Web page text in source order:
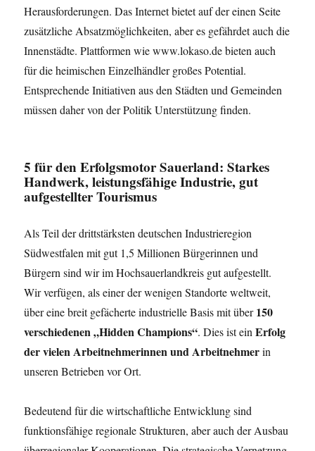
Herausforderungen. Das Internet bietet auf der einen Seite
zusätzliche Absatzmöglichkeiten, aber es gefährdet auch die
Innenstädte. Plattformen wie www.lokaso.de bieten auch
für die heimischen Einzelhändler großes Potential.
Entsprechende Initiativen aus den Städten und Gemeinden
müssen daher von der Politik Unterstützung finden.
5 für den Erfolgsmotor Sauerland: Starkes
Handwerk, leistungsfähige Industrie, gut
aufgestellter Tourismus
Als Teil der drittstärksten deutschen Industrieregion
Südwestfalen mit gut 1,5 Millionen Bürgerinnen und
Bürgern sind wir im Hochsauerlandkreis gut aufgestellt.
Wir verfügen, als einer der wenigen Standorte weltweit,
über eine breit gefächerte industrielle Basis mit über150
verschiedenen „Hidden Champions“. Dies ist einErfolg
der vielen Arbeitnehmerinnen und Arbeitnehmerin
unseren Betrieben vor Ort.
Bedeutend für die wirtschaftliche Entwicklung sind
funktionsfähige regionale Strukturen, aber auch der Ausbau